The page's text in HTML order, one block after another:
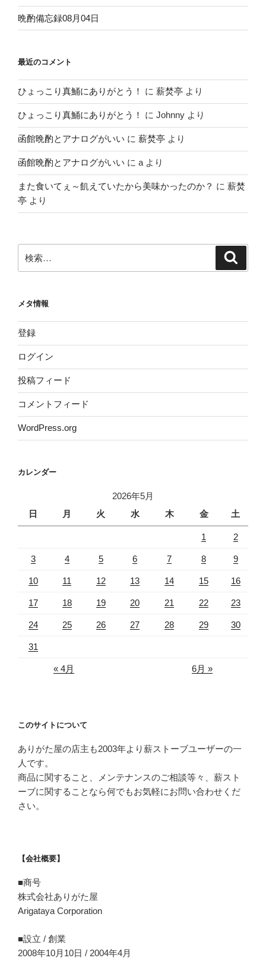
晩酌備忘録08月04日
最近のコメント
ひょっこり真鯒にありがとう！ に 薪焚亭 より
ひょっこり真鯒にありがとう！ に Johnny より
函館晩酌とアナログがいい に 薪焚亭 より
函館晩酌とアナログがいい に a より
また食いてぇ～飢えていたから美味かったのか？ に 薪焚
亭 より
索:
メタ情報
登録
ログイン
投稿フィード
コメントフィード
WordPress.org
カレンダー
2026年5月
日
月 火 水 木 金 土
1 2
3 4 5 6 7 8 9
10 11 12 13 14 15 16
17 18 19 20 21 22 23
24 25 26 27 28 29 30
31
« 4月 6月 »
このサイトについて
ありがた屋の店主も2003年より薪ストーブユーザーの一
人です。
商品に関すること、メンテナンスのご相談等々、薪スト
ーブに関することなら何でもお気軽にお問い合わせくだ
さい。
【会社概要】
■商号
株式会社ありがた屋
Arigataya Corporation
■設立 / 創業
2008年10月10日 / 2004年4月